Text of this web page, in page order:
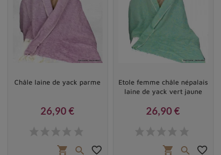
Châle laine de yack parme
26,90 €
shopping_cart  favorite_border
Etole femme châle népalais
laine de yack vert jaune
26,90 €
shopping_cart  favorite_border